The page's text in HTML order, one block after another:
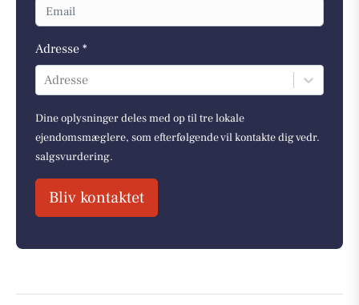
Adresse *
Adresse
Dine oplysninger deles med op til tre lokale
ejendomsmæglere, som efterfølgende vil kontakte dig vedr.
salgsvurdering.
Bliv kontaktet